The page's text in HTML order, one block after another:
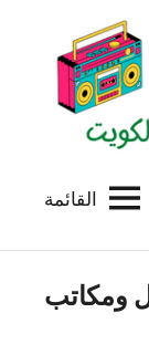
القائمة
ومكاتب